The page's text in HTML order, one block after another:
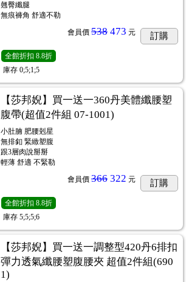
翹臀纖腿
無痕褲角 舒適不勒
會員價 538 473 元 訂購
全館折扣 8.8折
庫存 0;5;1;5
【莎邦婗】買一送一360丹美體纖腰塑
腹帶(超值2件組 07-1001)
小肚腩 肥腰剋星
無排釦 緊緻塑腹
跟3層肉說掰掰
輕薄 舒適 不緊勒
會員價 366 322 元 訂購
全館折扣 8.8折
庫存 5;5;5;6
【莎邦婗】買一送一調整型420丹6排扣
彈力透氣纖腰塑腹腰夾 超值2件組(690
1)